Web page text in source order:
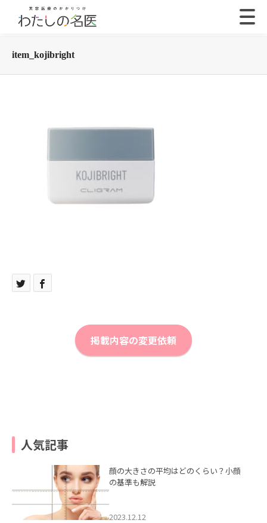
item_kojibright
掲載内容の変更依頼
人気記事
顔の大きさの平均はどのくらい？小顔
の基準も解説
2023.12.12